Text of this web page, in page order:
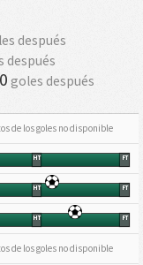
después
después
0 goles después
de los goles no disponible
HT FT
HT FT
HT FT
de los goles no disponible